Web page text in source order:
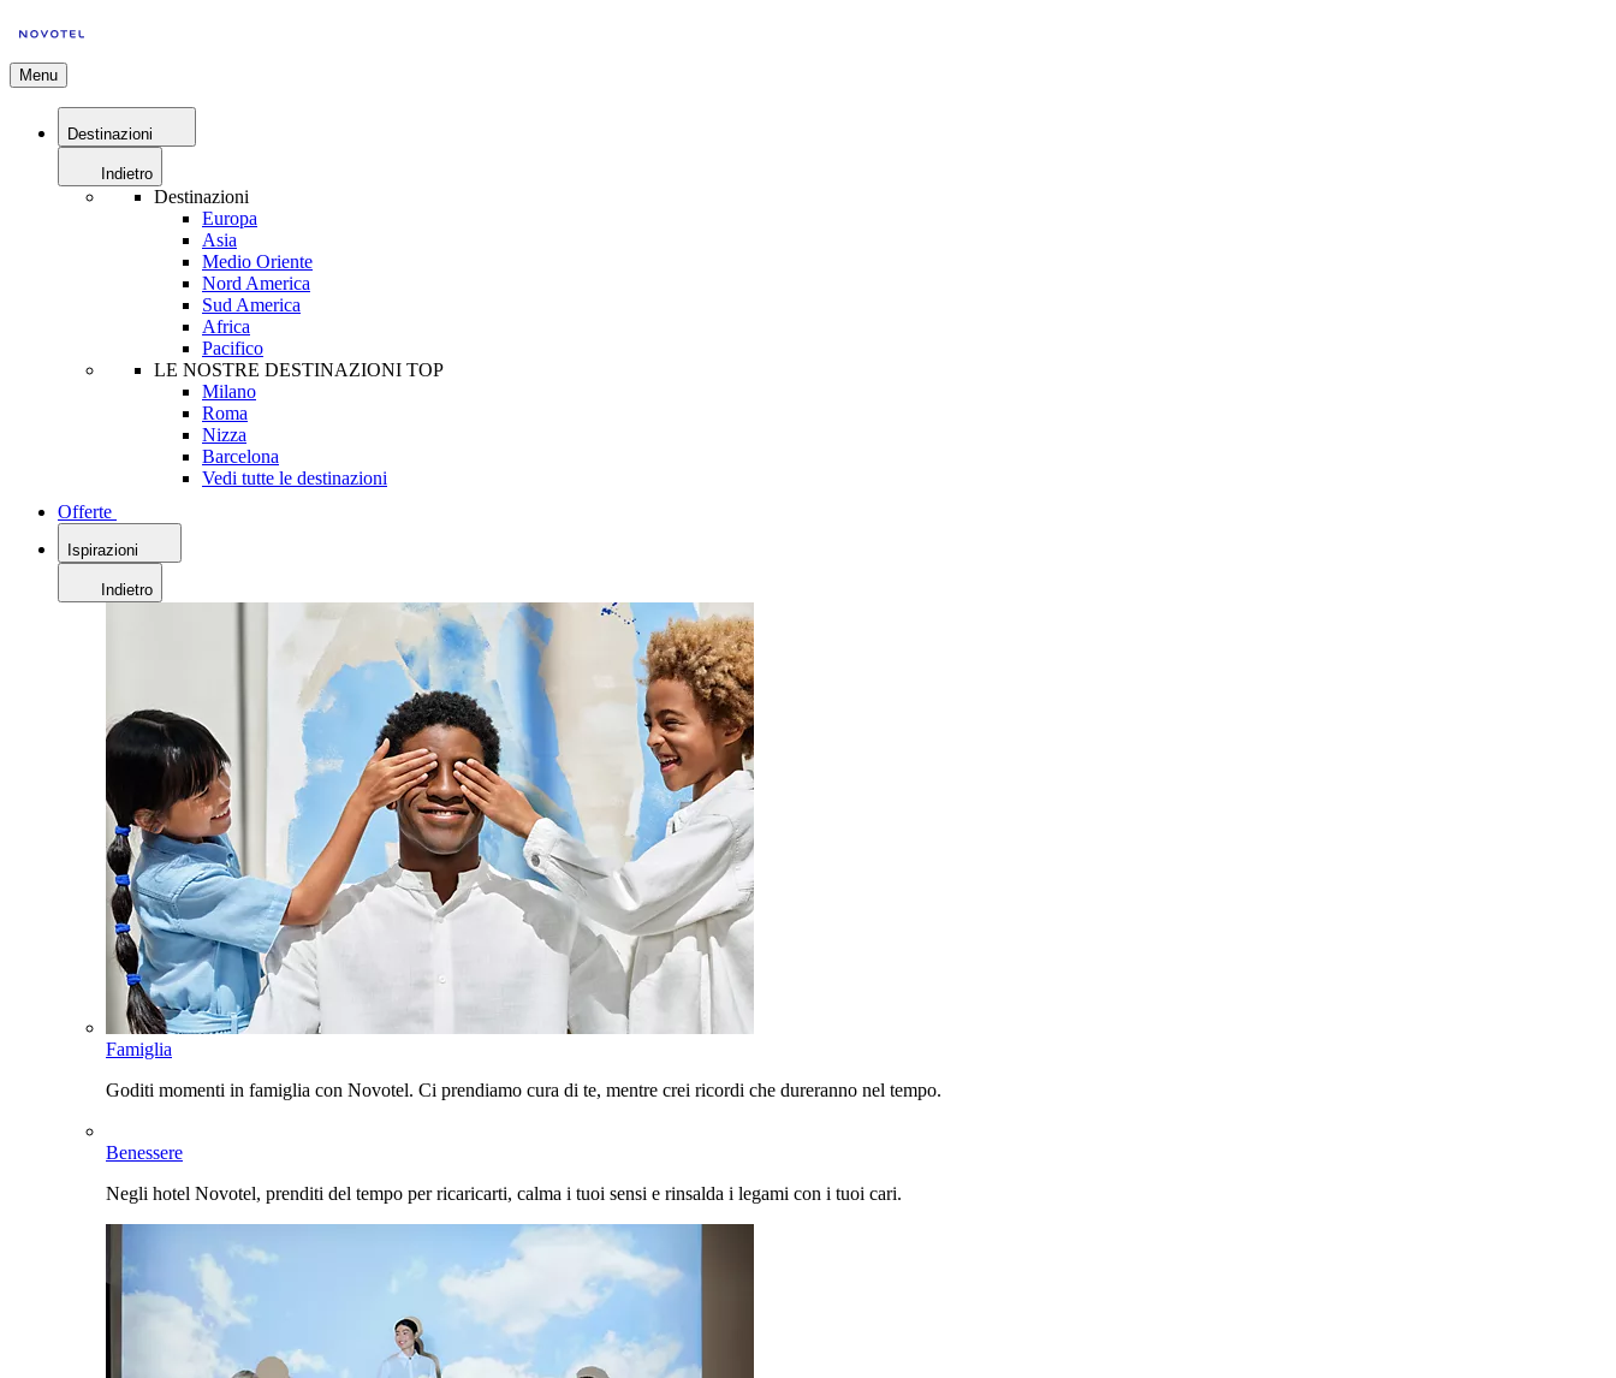
Menu
Destinazioni
Indietro
Destinazioni
Europa
Asia
Medio Oriente
Nord America
Sud America
Africa
Pacifico
LE NOSTRE DESTINAZIONI TOP
Milano
Roma
Nizza
Barcelona
Vedi tutte le destinazioni
Offerte
Ispirazioni
Indietro
Famiglia
Goditi momenti in famiglia con Novotel. Ci prendiamo cura di te, mentre crei ricordi che dureranno nel tempo.
Benessere
Negli hotel Novotel, prenditi del tempo per ricaricarti, calma i tuoi sensi e rinsalda i legami con i tuoi cari.